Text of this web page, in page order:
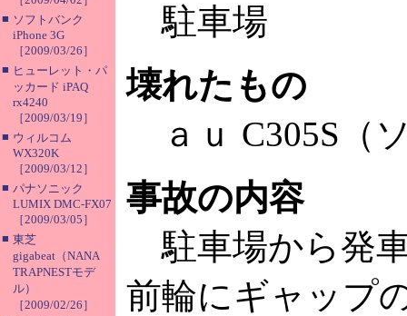
■ ソフトバンク
iPhone 3G
［2009/03/26］
■ ヒューレット・パ
ッカード iPAQ
rx4240
［2009/03/19］
■ ウィルコム
WX320K
［2009/03/12］
■ パナソニック
LUMIX DMC-FX07
［2009/03/05］
■ 東芝
gigabeat（NANA
TRAPNESTモデ
ル）
［2009/02/26］
駐車場
壊れたもの
ａｕ C305S（
事故の内容
駐車場から発
前輪にギャップ